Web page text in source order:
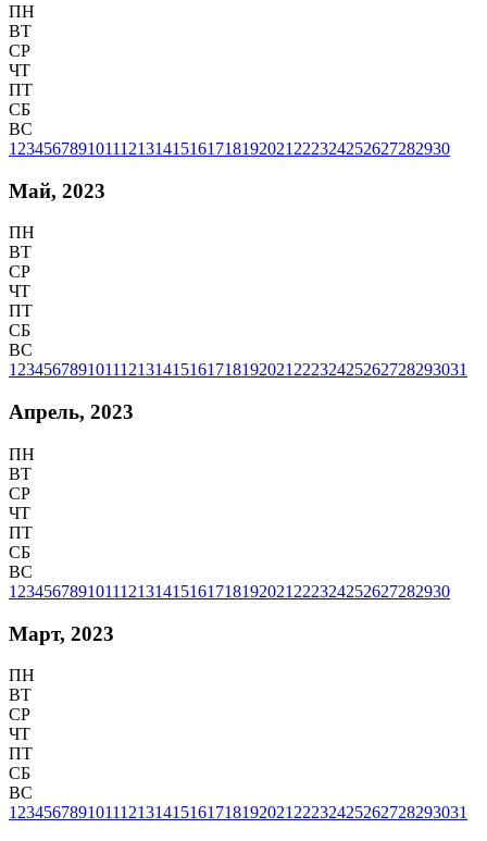
ПН
ВТ
СР
ЧТ
ПТ
СБ
ВС
1 23456789101112131415161718192021 222324252627282930
Май, 2023
ПН
ВТ
СР
ЧТ
ПТ
СБ
ВС
1 23456789101112131415161718192021 22232425262728293031
Апрель, 2023
ПН
ВТ
СР
ЧТ
ПТ
СБ
ВС
1 23456789101112131415161718192021 222324252627282930
Март, 2023
ПН
ВТ
СР
ЧТ
ПТ
СБ
ВС
1 23456789101112131415161718192021 22232425262728293031